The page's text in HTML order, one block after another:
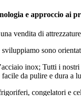
e approccio ai
vendita di
sono
inox; Tutti i
da pulire e dura a
congelatori e